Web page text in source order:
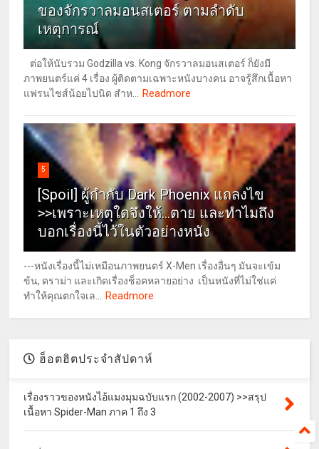
ของจักรวาลมอนสเตอร์ ตามลำดับ
เหตุการณ์
ต่อให้นับรวม Godzilla vs. Kong จักรวาลมอนสเตอร์ ก็ยังมี
ภาพยนตร์แค่ 4 เรื่อง ผู้ติดตามเฉพาะหนังบางคน อาจรู้สึกเนื้อหา
แฟรนไชส์น้อยไปนิด สำห...
Readmore
5
[Spoil] ผู้กำกับ Dark Phoenix แถลงไข
>>เพราะเหตุใดจึงให้...ตาย และทำไมถึง
บอกเรื่องนี้ไว้ในตัวอย่างหนัง
---หนังเรื่องนี้ไม่เหมือนภาพยนตร์ X-Men เรื่องอื่นๆ มันจะเข้ม
ข้น, ดราม่า และเกิดเรื่องช็อคหลายอย่าง เป็นหนังที่ไม่ใช่แค่
ทำให้คุณตกใจเล...
Readmore
ฮ็อตฮิตประจำสัปดาห์
เรื่องราวของหนังไอ้แมงมุมฉบับแรก (2002-2007) >>สรุป
เนื้อหา Spider-Man ภาค 1 ถึง 3